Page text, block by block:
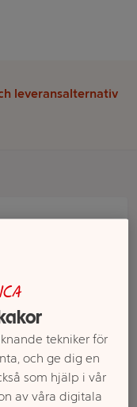
leveransalternativ
tekniker för
och ge dig en
som hjälp i vår
av våra digitala